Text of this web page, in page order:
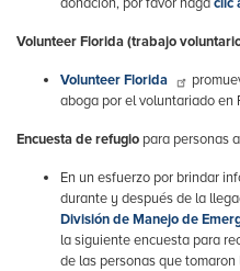
Volunteer Florida (trabajo
Volunteer Florida
aboga por el voluntariado en
Encuesta de refugio para personas
En un esfuerzo por brindar
durante y después de la
División de Manejo de
la siguiente encuesta para
de las personas que